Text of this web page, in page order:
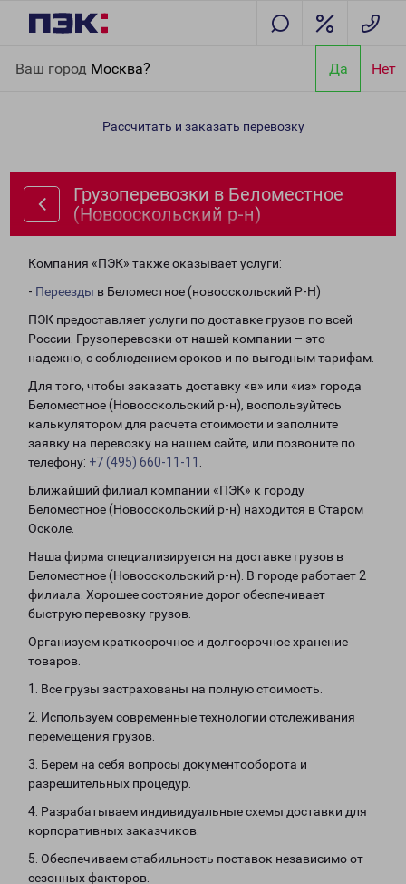
Ваш город Москва? Да Нет
(Новооскольский р-н)
Рассчитать и заказать перевозку
Грузоперевозки в Беломестное
(Новооскольский р-н)
Компания «ПЭК» также оказывает услуги:
- Переезды в Беломестное (новооскольский Р-Н)
ПЭК предоставляет услуги по доставке грузов по всей
России. Грузоперевозки от нашей компании – это
надежно, с соблюдением сроков и по выгодным тарифам.
Для того, чтобы заказать доставку «в» или «из» города
Беломестное (Новооскольский р-н), воспользуйтесь
калькулятором для расчета стоимости и заполните
заявку на перевозку на нашем сайте, или позвоните по
телефону: +7 (495) 660-11-11
Ближайший филиал компании «ПЭК» к городу
Беломестное (Новооскольский р-н) находится в Старом
Осколе.
Наша фирма специализируется на доставке грузов в
Беломестное (Новооскольский р-н). В городе работает 2
филиала. Хорошее состояние дорог обеспечивает
быструю перевозку грузов.
Организуем краткосрочное и долгосрочное хранение
товаров.
1. Все грузы застрахованы на полную стоимость.
2. Используем современные технологии отслеживания
перемещения грузов.
3. Берем на себя вопросы документооборота и
разрешительных процедур.
4. Разрабатываем индивидуальные схемы доставки для
корпоративных заказчиков.
5. Обеспечиваем стабильность поставок независимо от
сезонных факторов.